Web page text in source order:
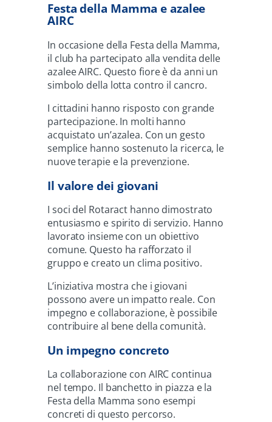
Festa della Mamma e azalee
AIRC
In occasione della Festa della Mamma,
il club ha partecipato alla vendita delle
azalee AIRC. Questo fiore è da anni un
simbolo della lotta contro il cancro.
I cittadini hanno risposto con grande
partecipazione. In molti hanno
acquistato un’azalea. Con un gesto
semplice hanno sostenuto la ricerca, le
nuove terapie e la prevenzione.
Il valore dei giovani
I soci del Rotaract hanno dimostrato
entusiasmo e spirito di servizio. Hanno
lavorato insieme con un obiettivo
comune. Questo ha rafforzato il
gruppo e creato un clima positivo.
L’iniziativa mostra che i giovani
possono avere un impatto reale. Con
impegno e collaborazione, è possibile
contribuire al bene della comunità.
Un impegno concreto
La collaborazione con AIRC continua
nel tempo. Il banchetto in piazza e la
Festa della Mamma sono esempi
concreti di questo percorso.